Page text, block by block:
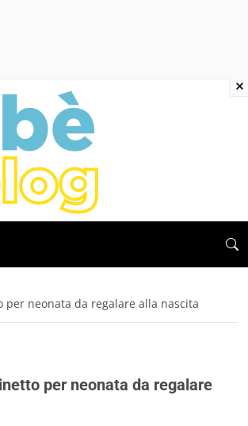
per neonata da regalare alla nascita
per neonata da regalare
×